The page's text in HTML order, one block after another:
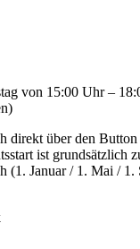
von 15:00 Uhr –
direkt über den
ist grundsätzlich
(1. Januar / 1. Mai / 1.